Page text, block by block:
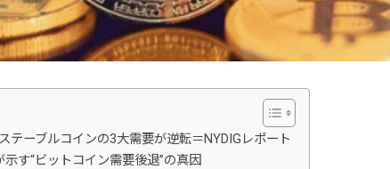
ーブルコインの3大需要が逆転＝NYDIGレポート
す“ビットコイン需要後退”の真因